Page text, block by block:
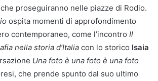
proseguiranno nelle piazze di Rodio.
ospita momenti di approfondimento
contemporaneo, come l’incontro Il
nella storia d’Italia con lo storico Isaia
Una foto è una foto è una foto
che prende spunto dal suo ultimo